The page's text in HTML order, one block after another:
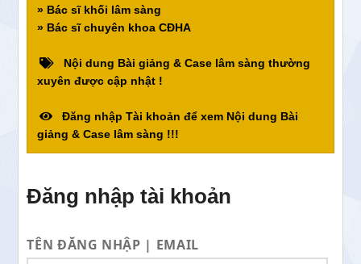
» Bác sĩ khối lâm sàng
» Bác sĩ chuyên khoa CĐHA
Nội dung Bài giảng & Case lâm sàng thường
xuyên được cập nhật !
Đăng nhập Tài khoản để xem Nội dung Bài
giảng & Case lâm sàng !!!
Đăng nhập tài khoản
TÊN ĐĂNG NHẬP | EMAIL